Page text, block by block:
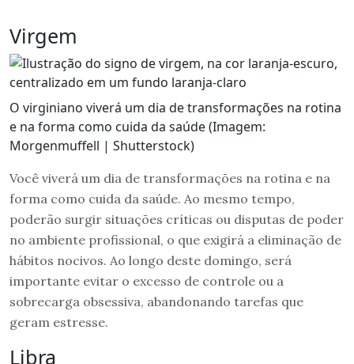
Virgem
O virginiano viverá um dia de transformações na rotina
e na forma como cuida da saúde (Imagem:
Morgenmuffell | Shutterstock)
Você viverá um dia de transformações na rotina e na
forma como cuida da saúde. Ao mesmo tempo,
poderão surgir situações críticas ou disputas de poder
no ambiente profissional, o que exigirá a eliminação de
hábitos nocivos. Ao longo deste domingo, será
importante evitar o excesso de controle ou a
sobrecarga obsessiva, abandonando tarefas que
geram estresse.
Libra